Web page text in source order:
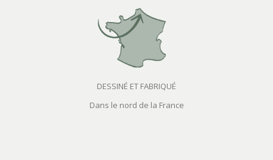
DESSINÉ ET FABRIQUÉ
Dans le nord de la France